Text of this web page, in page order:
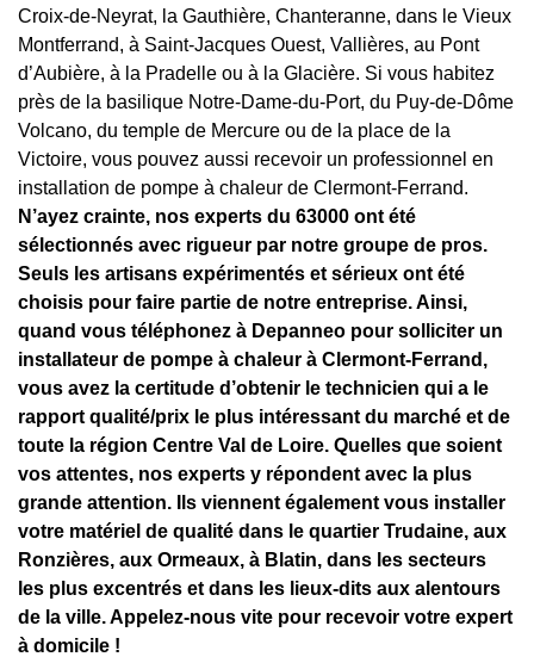
Croix-de-Neyrat, la Gauthière, Chanteranne, dans le Vieux
Montferrand, à Saint-Jacques Ouest, Vallières, au Pont
d’Aubière, à la Pradelle ou à la Glacière. Si vous habitez
près de la basilique Notre-Dame-du-Port, du Puy-de-Dôme
Volcano, du temple de Mercure ou de la place de la
Victoire, vous pouvez aussi recevoir un professionnel en
installation de pompe à chaleur de Clermont-Ferrand.
N’ayez crainte, nos experts du 63000 ont été
sélectionnés avec rigueur par notre groupe de pros.
Seuls les artisans expérimentés et sérieux ont été
choisis pour faire partie de notre entreprise. Ainsi,
quand vous téléphonez à Depanneo pour solliciter un
installateur de pompe à chaleur à Clermont-Ferrand,
vous avez la certitude d’obtenir le technicien qui a le
rapport qualité/prix le plus intéressant du marché et de
toute la région Centre Val de Loire. Quelles que soient
vos attentes, nos experts y répondent avec la plus
grande attention. Ils viennent également vous installer
votre matériel de qualité dans le quartier Trudaine, aux
Ronzières, aux Ormeaux, à Blatin, dans les secteurs
les plus excentrés et dans les lieux-dits aux alentours
de la ville. Appelez-nous vite pour recevoir votre expert
à domicile !